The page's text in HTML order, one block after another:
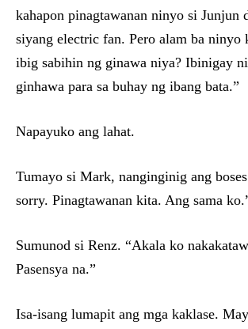
kahapon pinagtawanan ninyo si Junjun
siyang electric fan. Pero alam ba ninyo
ibig sabihin ng ginawa niya? Ibinigay
ginhawa para sa buhay ng ibang bata.”
Napayuko ang lahat.
Tumayo si Mark, nanginginig ang
sorry. Pinagtawanan kita. Ang sama
Sumunod si Renz. “Akala ko
Pasensya na.”
Isa-isang lumapit ang mga kaklase.